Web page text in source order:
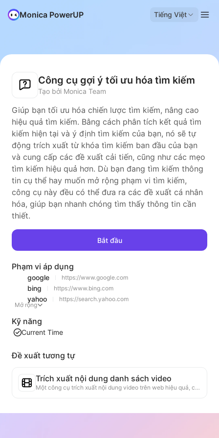
Monica PowerUP Tiếng Việt
Công cụ gợi ý tối ưu hóa tìm kiếm
Tạo bởi Monica Team
Giúp bạn tối ưu hóa chiến lược tìm kiếm, nâng cao
hiệu quả tìm kiếm. Bằng cách phân tích kết quả tìm
kiếm hiện tại và ý định tìm kiếm của bạn, nó sẽ tự
động trích xuất từ khóa tìm kiếm ban đầu của bạn
và cung cấp các đề xuất cải tiến, cũng như các mẹo
tìm kiếm hiệu quả hơn. Dù bạn đang tìm kiếm thông
tin cụ thể hay muốn mở rộng phạm vi tìm kiếm,
công cụ này đều có thể đưa ra các đề xuất cá nhân
hóa, giúp bạn nhanh chóng tìm thấy thông tin cần
thiết.
Bắt đầu
Phạm vi áp dụng
google https://www.google.com
bing https://www.bing.com
yahoo
https://search.yahoo.com
Mở rộng
Kỹ năng
Current Time
Đề xuất tương tự
Trích xuất nội dung danh sách video
Một công cụ trích xuất nội dung video trên web hiệu quả, có khả năng quét nhanh các trang web và tổ chức thông tin video thành bảng Markdown có cấu trúc.
Phân tích xu hướng bảng xếp hạng